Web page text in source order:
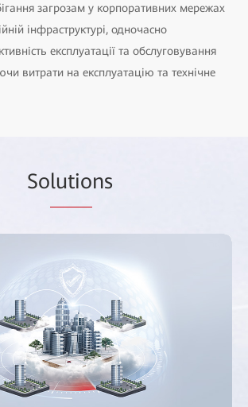
загрозам у корпоративних мережах
інфраструктурі, одночасно
експлуатації та обслуговування
витрати на експлуатацію та технічне
Solutions